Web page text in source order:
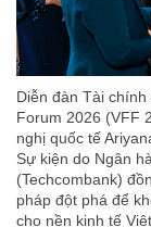
Diễn đàn Tài
Forum 2026 (VFF
nghị quốc tế
Sự kiện do Ngân
(Techcombank)
pháp đột phá để
cho nền kinh tế